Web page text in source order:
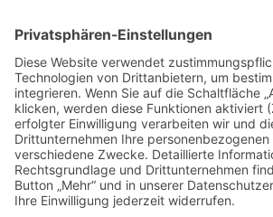
Anfrage
Presse
Partner: Der DGuSV
als Gutachter eintragen
Infos für Suchende